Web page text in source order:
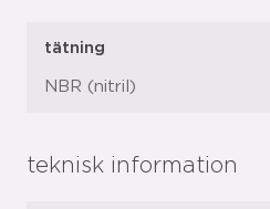
tätning
NBR (nitril)
teknisk information